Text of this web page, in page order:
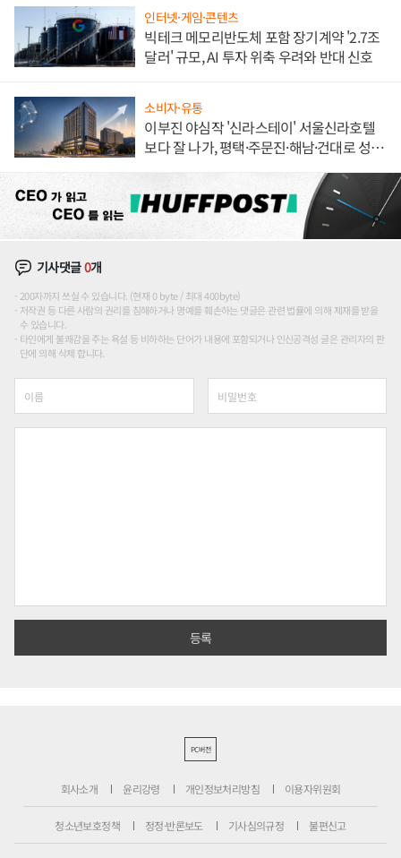
인터넷·게임·콘텐츠
빅테크 메모리반도체 포함 장기계약 '2.7조
달러' 규모, AI 투자 위축 우려와 반대 신호
소비자·유통
이부진 야심작 '신라스테이' 서울신라호텔
보다 잘 나가, 평택·주문진·해남·건대로 성
기사댓글0개
200자까지 쓰실 수 있습니다. (현재 0 byte / 최대 400byte)
저작권 등 다른 사람의 권리를 침해하거나 명예를 훼손하는 댓글은 관련 법률에 의해 제재를 받을
수 있습니다.
타인에게 불쾌감을 주는 욕설 등 비하하는 단어가 내용에 포함되거나 인신공격성 글은 관리자의 판
단에 의해 삭제 합니다.
PC버전
회사소개 윤리강령 개인정보처리방침 이용자위원회
청소년보호정책 정정·반론보도 기사심의규정 불편신고